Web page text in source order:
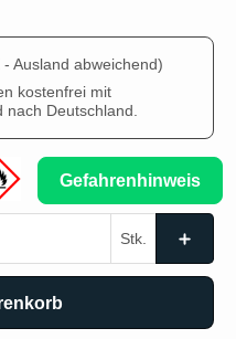
- Ausland abweichend)
kostenfrei mit
Deutschland.
Gefahrenhinweis
Stk.